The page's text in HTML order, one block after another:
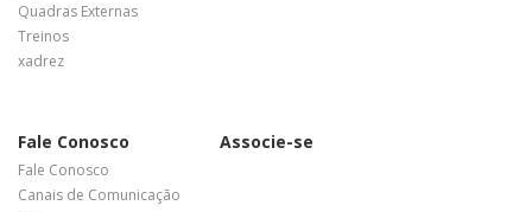
Quadras Externas
Treinos
xadrez
Fale Conosco
Fale Conosco
Canais de Comunicação
Associe-se